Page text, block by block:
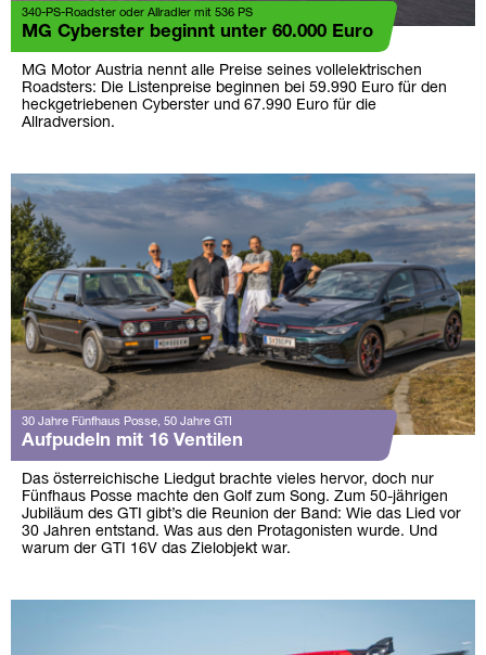
340-PS-Roadster oder Allradler mit 536 PS
MG Cyberster beginnt unter 60.000 Euro
MG Motor Austria nennt alle Preise seines vollelektrischen
Roadsters: Die Listenpreise beginnen bei 59.990 Euro für den
heckgetriebenen Cyberster und 67.990 Euro für die
Allradversion.
30 Jahre Fünfhaus Posse, 50 Jahre GTI
Aufpudeln mit 16 Ventilen
Das österreichische Liedgut brachte vieles hervor, doch nur
Fünfhaus Posse machte den Golf zum Song. Zum 50-jährigen
Jubiläum des GTI gibt’s die Reunion der Band: Wie das Lied vor
30 Jahren entstand. Was aus den Protagonisten wurde. Und
warum der GTI 16V das Zielobjekt war.